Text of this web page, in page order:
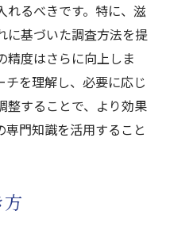
れるべきです。特に、滋
に基づいた調査方法を提
精度はさらに向上しま
チを理解し、必要に応じ
整することで、より効果
門知識を活用すること